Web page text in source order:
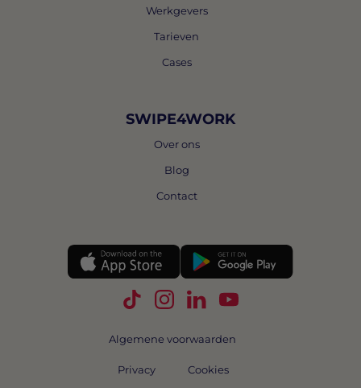
Werkgevers
Tarieven
Cases
SWIPE4WORK
Over ons
Blog
Contact
Volg Swipe4Work op TikTok
Volg Swipe4Work op
Volg Swipe4Work op
Volg Swipe4Work
Algemene voorwaarden
Privacy Cookies